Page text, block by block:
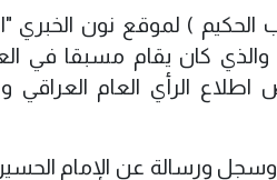
) لموقع نون الخبري
والذي كان يقام مسبقا في
الرأي العام العراقي
على أكثر من (500) لوحة ووثيقة وسجل ورسالة عن